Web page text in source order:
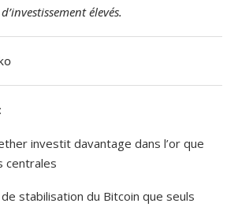
d’investissement élevés.
investit davantage dans l’or que
centrales
stabilisation du Bitcoin que seuls